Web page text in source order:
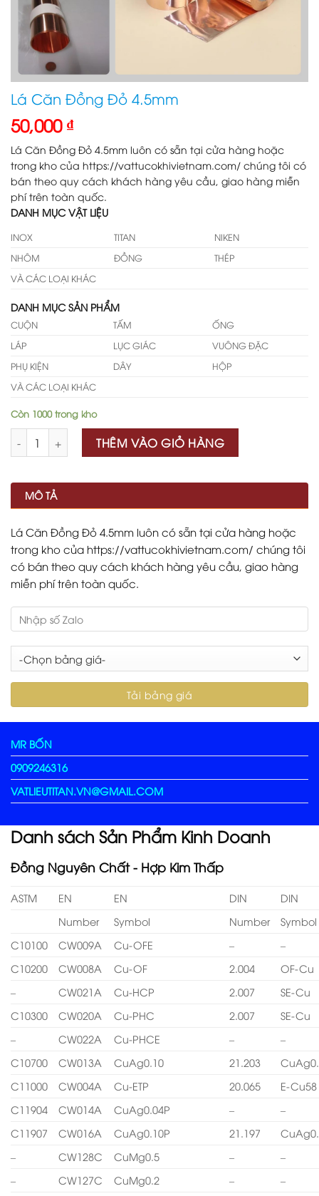
Lá Căn Đồng Đỏ 4.5mm
50,000 ₫
Lá Căn Đồng Đỏ 4.5mm luôn có sẵn tại cửa hàng hoặc
trong kho của https://vattucokhivietnam.com/ chúng tôi có
bán theo quy cách khách hàng yêu cầu, giao hàng miễn
phí trên toàn quốc.
DANH MỤC VẬT LIỆU
INOX TITAN
NIKEN
NHÔM
ĐỒNG
THÉP
VÀ CÁC LOẠI KHÁC
DANH MỤC SẢN PHẨM
CUỘN TẤM
ỐNG
LÁP
LỤC GIÁC
VUÔNG ĐẶC
PHỤ KIỆN
DÂY
HỘP
VÀ CÁC LOẠI KHÁC
Còn 1000 trong kho
THÊM VÀO GIỎ HÀNG
MÔ TẢ
Lá Căn Đồng Đỏ 4.5mm luôn có sẵn tại cửa hàng hoặc
trong kho của https://vattucokhivietnam.com/ chúng tôi
có bán theo quy cách khách hàng yêu cầu, giao hàng
miễn phí trên toàn quốc.
MR BỐN
0909246316
VATLIEUTITAN.VN@GMAIL.COM
Danh sách Sản Phẩm Kinh Doanh
Đồng Nguyên Chất - Hợp Kim Thấp
ASTM EN EN DIN
DIN
Number
Symbol Number
Symbol
C10100
CW009A Cu-OFE –
–
C10200
CW008A Cu-OF 2.004
OF-Cu
–
CW021A Cu-HCP 2.007
SE-Cu
C10300
CW020A Cu-PHC 2.007
SE-Cu
–
CW022A Cu-PHCE –
–
C10700
CW013A CuAg0.10 21.203
C11000
CW004A Cu-ETP 20.065
E-Cu58
C11904
CW014A CuAg0.04P –
–
C11907
CW016A CuAg0.10P 21.197
–
CW128C CuMg0.5 –
–
–
CW127C CuMg0.2 –
–